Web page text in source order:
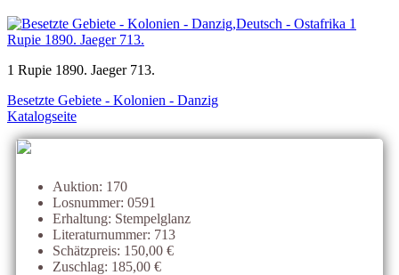
1 Rupie 1890. Jaeger 713.
Besetzte Gebiete - Kolonien - Danzig
Katalogseite
Auktion: 170
Losnummer: 0591
Erhaltung: Stempelglanz
Literaturnummer: 713
Schätzpreis: 150,00 €
Zuschlag: 185,00 €